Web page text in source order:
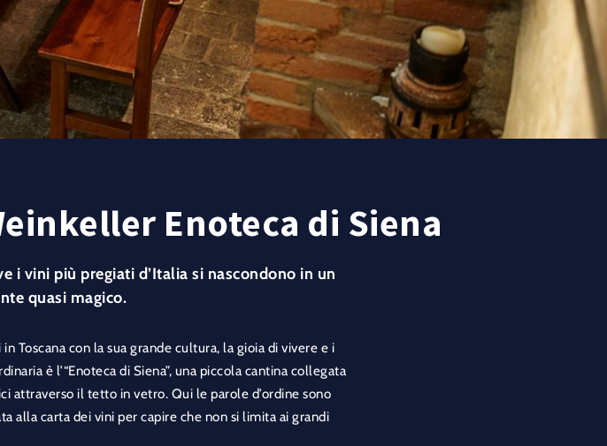
Enoteca di Siena
i vini più pregiati d’Italia si nascondono in un
quasi magico.
Toscana con la sua grande cultura, la gioia di vivere e i
è l’“Enoteca di Siena”, una piccola cantina collegata
attraverso il tetto in vetro. Qui le parole d’ordine sono
alla carta dei vini per capire che non si limita ai grandi